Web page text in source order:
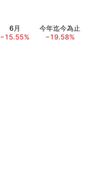
6月
−15.55%
今年迄今為止
−19.58%